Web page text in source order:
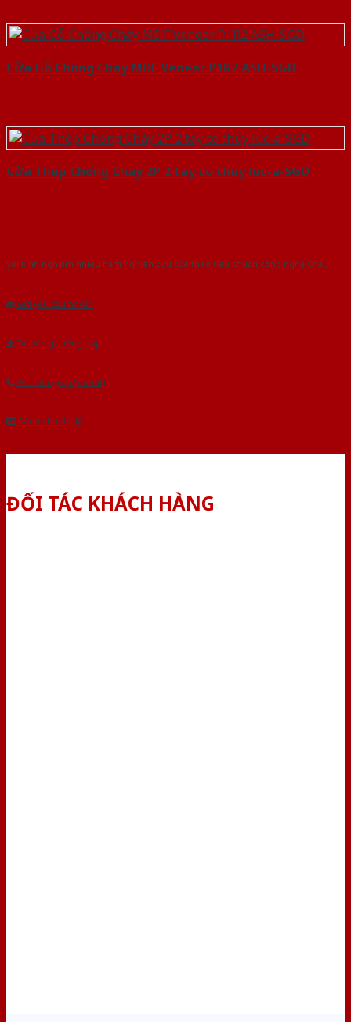
Cửa Gỗ Chống Cháy MDF Veneer P1R2 ASH-SGD
Cửa Thép Chống Cháy 2P 2 tay co thuy luc-a-SGD
Với kinh nghiệm nhiêu năm nghiên cứu cửa theo tiêu chuẩn công nghệ Châu
Gửi yêu cầu tư vấn
Tải báo giá tổng hợp
Yêu cầu gọi lại (3 phút)
Dành cho đại lý
ĐỐI TÁC KHÁCH HÀNG